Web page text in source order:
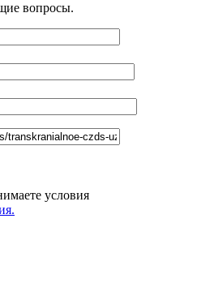
вопросы.
условия